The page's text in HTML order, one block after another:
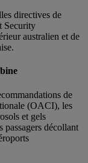
directives de
Security
australien et de
de
(OACI), les
et gels
passagers décollant